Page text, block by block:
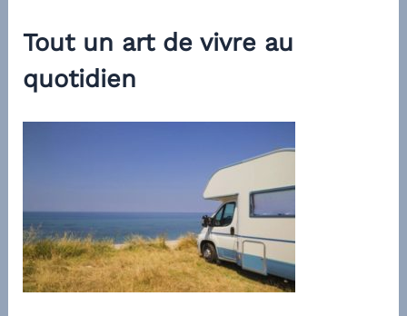
Tout un art de vivre au
quotidien